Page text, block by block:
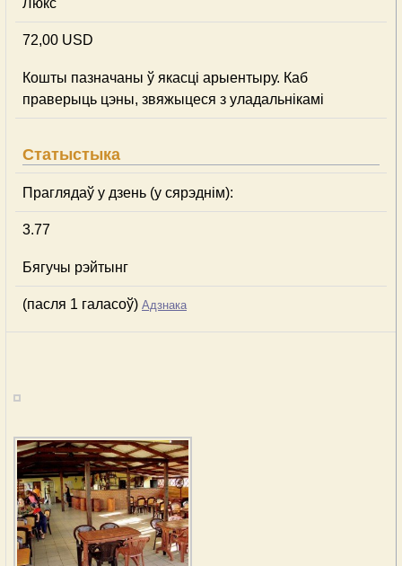
Люкс
72,00 USD
Кошты пазначаны ў якасці арыентыру. Каб
праверыць цэны, звяжыцеся з уладальнікамі
Статыстыка
Праглядаў у дзень (у сярэднім):
3.77
Бягучы рэйтынг
(пасля 1 галасоў) Адзнака